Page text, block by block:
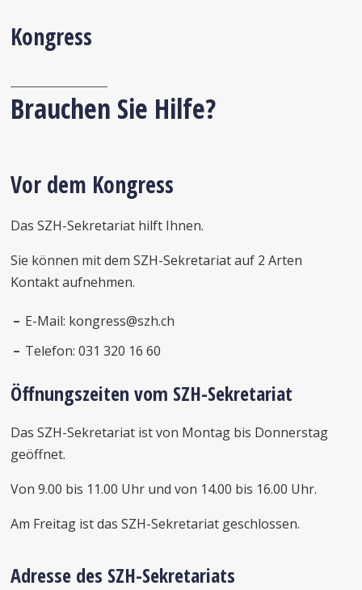
Kongress
Brauchen Sie Hilfe?
Vor dem Kongress
Das SZH-Sekretariat hilft Ihnen.
Sie können mit dem SZH-Sekretariat auf 2 Arten
Kontakt aufnehmen.
E-Mail: kongress@szh.ch
Telefon: 031 320 16 60
Öffnungszeiten vom SZH-Sekretariat
Das SZH-Sekretariat ist von Montag bis Donnerstag
geöffnet.
Von 9.00 bis 11.00 Uhr und von 14.00 bis 16.00 Uhr.
Am Freitag ist das SZH-Sekretariat geschlossen.
Adresse des SZH-Sekretariats